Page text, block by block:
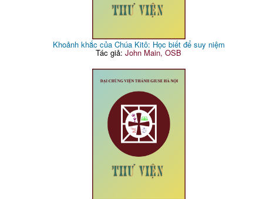
Khoảnh khắc của Chúa Kitô: Học biết để suy niệm
Tác giả:John Main, OSB